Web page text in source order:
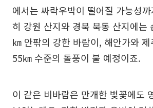
에서는 싸락우박이 떨어질 가능성
히 강원 산지와 경북 북동 산지에는
㎞ 안팎의 강한 바람이, 해안가와
55㎞ 수준의 돌풍이 불 예정이죠.
이 같은 비바람은 만개한 벚꽃에도